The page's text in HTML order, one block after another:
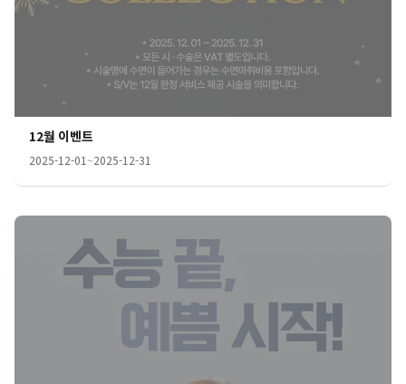
12월 이벤트
2025-12-01~2025-12-31